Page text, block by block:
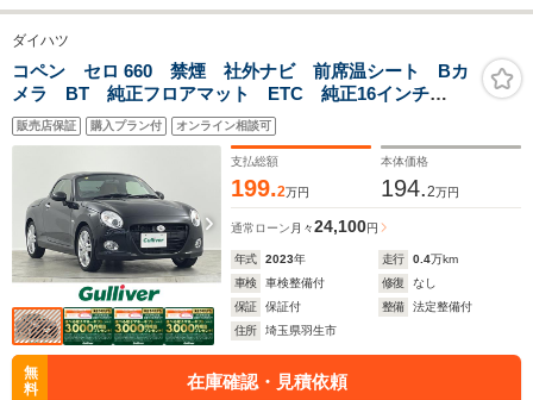
ダイハツ
コペン セロ 660 禁煙 社外ナビ 前席温シート Bカ
メラ BT 純正フロアマット ETC 純正16インチ
AW LEDヘッドライト オートライト CD/DVD対応
MTモード付 スマートキー ワンオーナー
販売店保証 購入プラン付 オンライン相談可
支払総額
199.2万円
本体価格
194.2万円
通常ローン 月々24,100円
年式 2023年 走行 0.4万km
車検
車検整備付 修復
なし
保証
保証付 整備
法定整備付
住所
埼玉県羽生市
無
料
在庫確認・見積依頼